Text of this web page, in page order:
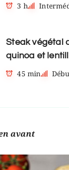
3 h
Steak végétal
quinoa et
45 min
avant